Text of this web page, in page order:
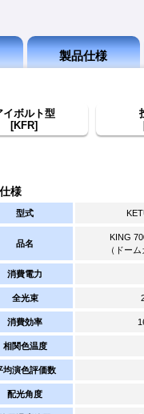
製品仕様
イボルト型
[KFR]
様
型式
品名
KING
（ドー
消費電力
全光束
消費効率
相関色温度
均演色評価数
配光角度